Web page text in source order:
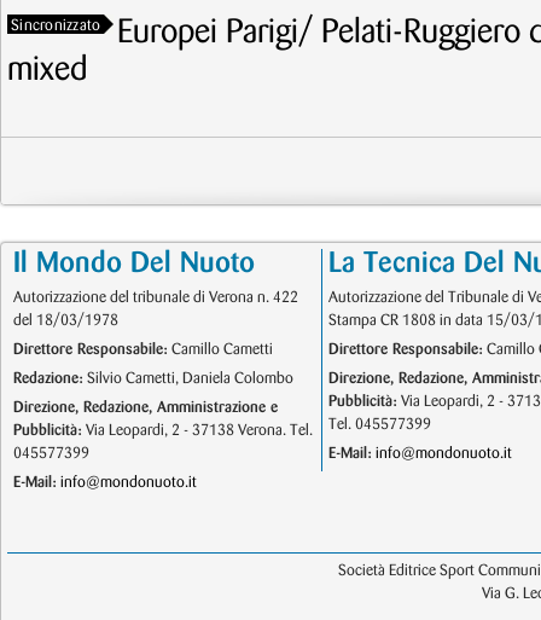
Sincronizzato
Europei Parigi/ Pelati-
mixed
Il Mondo Del Nuoto
Autorizzazione del tribunale di Verona n. 422
del 18/03/1978
Direttore Responsabile: Camillo Cametti
Redazione: Silvio Cametti, Daniela Colombo
Direzione, Redazione, Amministrazione e
Pubblicità: Via Leopardi, 2 - 37138 Verona. Tel.
045577399
E-Mail: info@mondonuoto.it
La Tecnica Del
Autorizzazione del Tribunale di
Stampa CR 1808 in data 15/03/
Direttore Responsabile: Camillo
Direzione, Redazione,
Pubblicità: Via Leopardi, 2 -
Tel. 045577399
E-Mail: info@mondonuoto.it
Società Editrice Sport
Via G.